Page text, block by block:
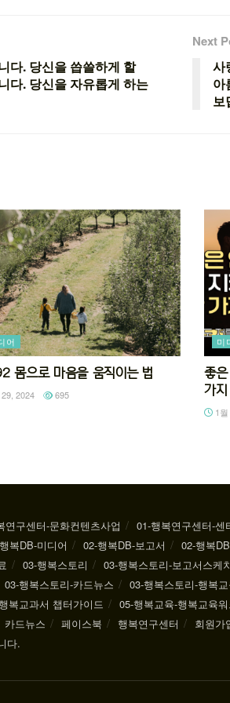
다. 당신을 씁쓸하게 할
다. 당신을 자유롭게 하는
Next
사
아
보
어
몸으로 마음을 움직이는 법
2024
695
미
좋
가지
1
연구센터-문화컨텐츠사업 01-행복연구센터-센
복DB-미디어 02-행복DB-보고서 02-행복
03-행복스토리 03-행복스토리-보고서스케
03-행복스토리-카드뉴스 03-행복스토리-행복
복교과서 챕터가이드 05-행복교육-행복교육
카드뉴스 페이스북 행복연구센터
회원가
다.